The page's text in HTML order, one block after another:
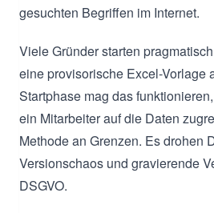
gesuchten Begriffen im Internet.
Viele Gründer starten
eine provisorische Excel-Vorlage
Startphase mag das
ein Mitarbeiter auf die Daten
Methode an Grenzen. Es drohen
Versionschaos und gravierende
DSGVO.